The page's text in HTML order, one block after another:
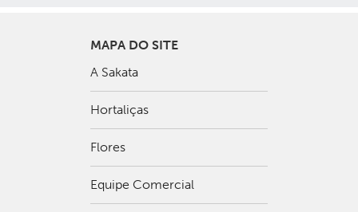
MAPA DO SITE
A Sakata
Hortaliças
Flores
Equipe Comercial